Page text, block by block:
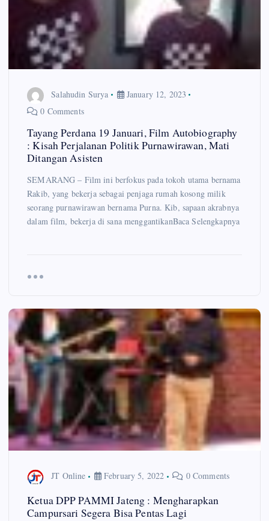
Salahudin Surya
January 12, 2023
0 Comments
Tayang Perdana 19 Januari, Film Autobiography
: Kisah Perjalanan Politik Purnawirawan, Mati
Ditangan Asisten
SEMARANG – Film ini berfokus pada tokoh utama bernama
Rakib, yang bekerja sebagai penjaga rumah kosong milik
seorang purnawirawan bernama Purna. Kib, sapaan akrabnya
dalam film, bekerja di sana menggantikanBaca Selengkapnya
JT Online February 5, 2022 0 Comments
Ketua DPP PAMMI Jateng : Mengharapkan
Campursari Segera Bisa Pentas Lagi